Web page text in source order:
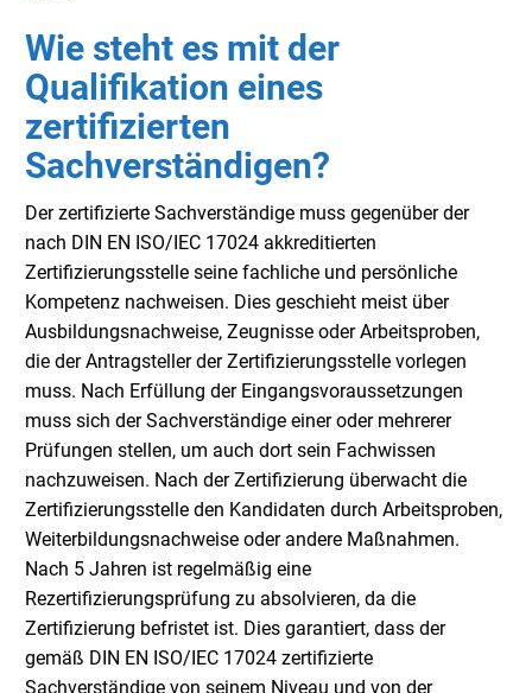
Wie steht es mit der
Qualifikation eines
zertifizierten
Sachverständigen?
Der zertifizierte Sachverständige muss gegenüber der
nach DIN EN ISO/IEC 17024 akkreditierten
Zertifizierungsstelle seine fachliche und persönliche
Kompetenz nachweisen. Dies geschieht meist über
Ausbildungsnachweise, Zeugnisse oder Arbeitsproben,
die der Antragsteller der Zertifizierungsstelle vorlegen
muss. Nach Erfüllung der Eingangsvoraussetzungen
muss sich der Sachverständige einer oder mehrerer
Prüfungen stellen, um auch dort sein Fachwissen
nachzuweisen. Nach der Zertifizierung überwacht die
Zertifizierungsstelle den Kandidaten durch Arbeitsproben,
Weiterbildungsnachweise oder andere Maßnahmen.
Nach 5 Jahren ist regelmäßig eine
Rezertifizierungsprüfung zu absolvieren, da die
Zertifizierung befristet ist. Dies garantiert, dass der
gemäß DIN EN ISO/IEC 17024 zertifizierte
Sachverständige von seinem Niveau und von der